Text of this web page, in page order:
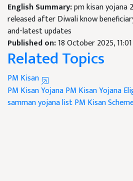
English Summary:pm kisan yojana
released after Diwali know
and-latest updates
Published on:18 October 2025,
Related Topics
PM Kisan
PM Kisan YojanaPM Kisan Yojana
samman yojana listPM Kisan